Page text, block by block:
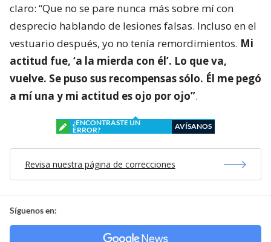
claro: “Que no se pare nunca más sobre mí con
desprecio hablando de lesiones falsas. Incluso en el
vestuario después, yo no tenía remordimientos. Mi
actitud fue, ‘a la mierda con él’. Lo que va,
vuelve. Se puso sus recompensas sólo. Él me pegó
a mí una y mi actitud es ojo por ojo”.
¿ENCONTRASTE UN
ERROR?
AVÍSANOS
Revisa nuestra página de correcciones
Síguenos en: